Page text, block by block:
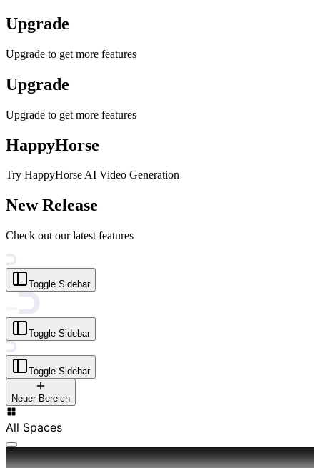
Upgrade
Upgrade to get more features
Upgrade
Upgrade to get more features
HappyHorse
Try HappyHorse AI Video Generation
New Release
Check out our latest features
Toggle Sidebar
Toggle Sidebar
Toggle Sidebar
Neuer Bereich
All Spaces